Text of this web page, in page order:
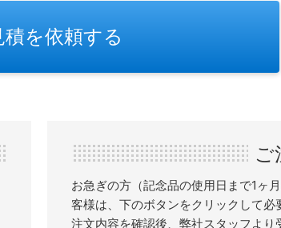
積を依頼する
ご
お急ぎの方（記念品の使用日まで1ヶ
客様は、下のボタンをクリックして必
注文内容を確認後、弊社スタッフより